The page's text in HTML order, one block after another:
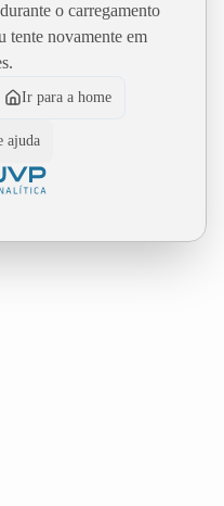
o carregamento
tente novamente em
Ir para a home
ajuda